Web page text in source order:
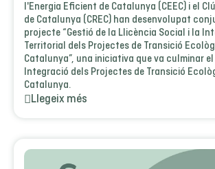
l'Energia Eficient de Catalunya (CEEC) i el
de Catalunya (CREC) han desenvolupat
projecte “Gestió de la Llicència Social i la
Territorial dels Projectes de Transició
Catalunya”, una iniciativa que va culminar
Integració dels Projectes de Transició
Catalunya.
Llegeix més